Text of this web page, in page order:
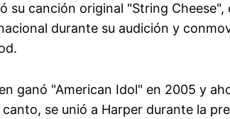
su canción original "String
durante su audición y
ganó "American Idol" en 2005 y
se unió a Harper durante la